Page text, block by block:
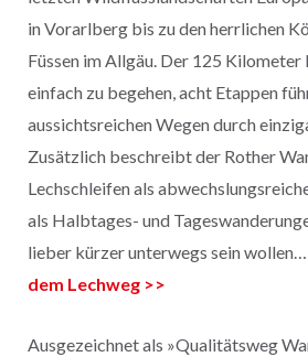
in Vorarlberg bis zu den herrlichen
Füssen im Allgäu. Der 125 Kilometer
einfach zu begehen, acht Etappen
aussichtsreichen Wegen durch
Zusätzlich beschreibt der Rother
Lechschleifen als
als Halbtages- und
lieber kürzer unterwegs sein wollen…
dem Lechweg >>
Ausgezeichnet als »Qualitätsweg